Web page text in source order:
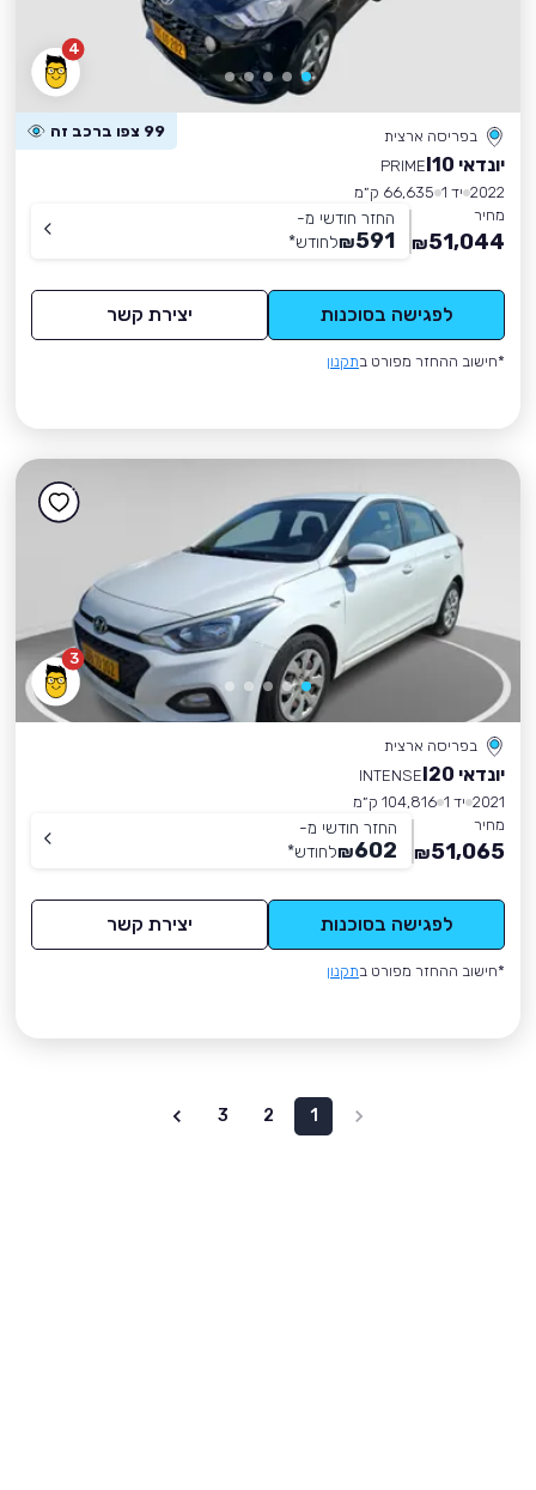
4
בפריסה ארצית 99 צפו ברכב זה
יונדאי I10
PRIME
2022 יד 1
66,635 ק״מ
מחיר
51,044
₪
החזר חודשי מ-
591
₪לחודש*
לפגישה בסוכנות יצירת קשר
*חישוב ההחזר מפורט בתקנון
3
בפריסה ארצית
יונדאי I20
INTENSE
2021 יד 1
104,816 ק״מ
מחיר
51,065
₪
החזר חודשי מ-
602
₪לחודש*
לפגישה בסוכנות יצירת קשר
*חישוב ההחזר מפורט בתקנון
1
2
3